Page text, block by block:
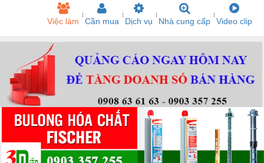
Việc làm Cần mua Dịch vụ Nhà cung cấp Video clip